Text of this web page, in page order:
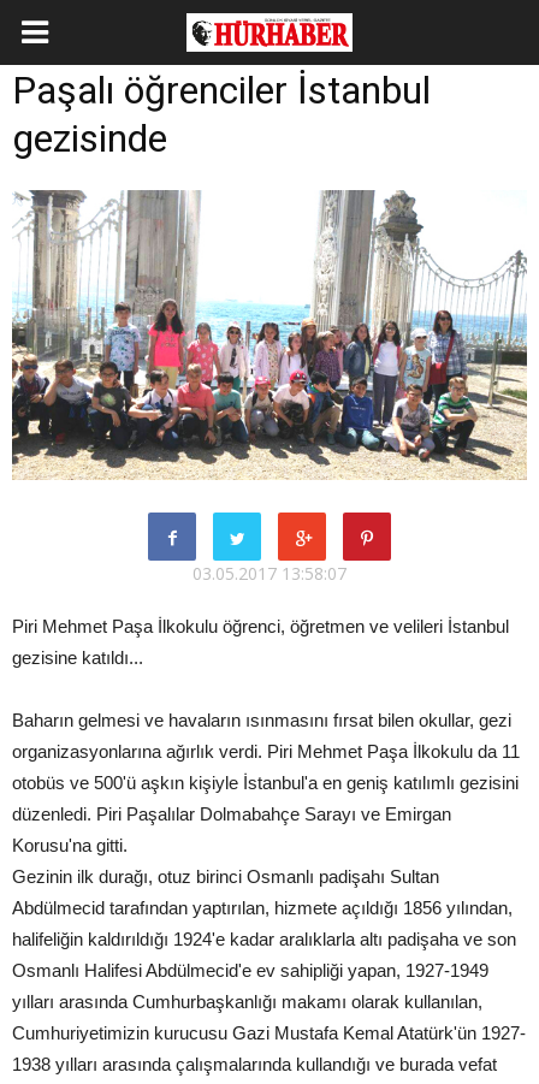
Paşalı öğrenciler İstanbul
gezisinde
03.05.2017 13:58:07
Piri Mehmet Paşa İlkokulu öğrenci, öğretmen ve velileri İstanbul
gezisine katıldı...
Baharın gelmesi ve havaların ısınmasını fırsat bilen okullar, gezi
organizasyonlarına ağırlık verdi. Piri Mehmet Paşa İlkokulu da 11
otobüs ve 500'ü aşkın kişiyle İstanbul'a en geniş katılımlı gezisini
düzenledi. Piri Paşalılar Dolmabahçe Sarayı ve Emirgan
Korusu'na gitti.
Gezinin ilk durağı, otuz birinci Osmanlı padişahı Sultan
Abdülmecid tarafından yaptırılan, hizmete açıldığı 1856 yılından,
halifeliğin kaldırıldığı 1924'e kadar aralıklarla altı padişaha ve son
Osmanlı Halifesi Abdülmecid'e ev sahipliği yapan, 1927-1949
yılları arasında Cumhurbaşkanlığı makamı olarak kullanılan,
Cumhuriyetimizin kurucusu Gazi Mustafa Kemal Atatürk'ün 1927-
1938 yılları arasında çalışmalarında kullandığı ve burada vefat